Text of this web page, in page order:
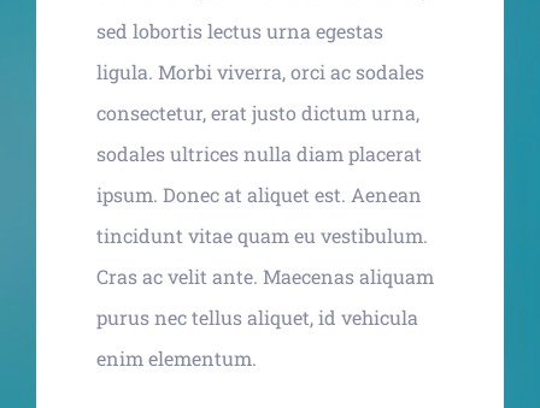
sed lobortis lectus urna egestas
ligula. Morbi viverra, orci ac sodales
consectetur, erat justo dictum urna,
sodales ultrices nulla diam placerat
ipsum. Donec at aliquet est. Aenean
tincidunt vitae quam eu vestibulum.
Cras ac velit ante. Maecenas aliquam
purus nec tellus aliquet, id vehicula
enim elementum.